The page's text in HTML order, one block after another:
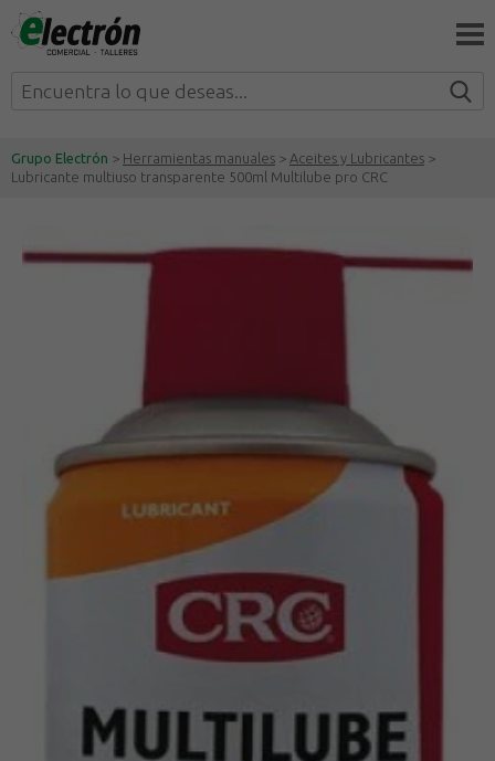
Grupo Electrón > Herramientas manuales > Aceites y Lubricantes >
Lubricante multiuso transparente 500ml Multilube pro CRC